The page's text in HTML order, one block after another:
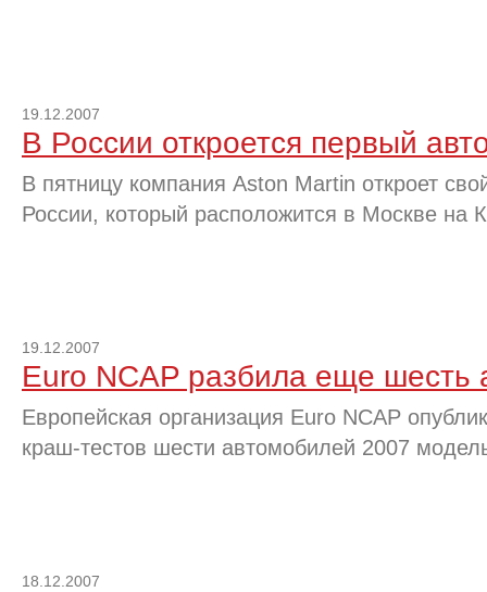
19.12.2007
В России откроется первый
В пятницу компания Aston Martin откроет
России, который расположится в Москве на
19.12.2007
Euro NCAP разбила еще шесть
Европейская организация Euro NCAP
краш-тестов шести автомобилей 2007
18.12.2007